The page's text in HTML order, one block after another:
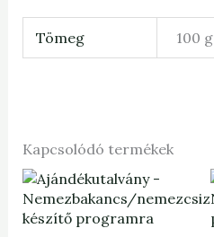
Tömeg 100 g
Kapcsolódó termékek